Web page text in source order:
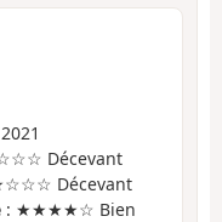
Décevant
Décevant
: ★★★★☆ Bien